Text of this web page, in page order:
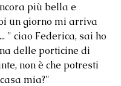
più bella e
un giorno mi arriva
" ciao Federica, sai ho
delle porticine di
non è che potresti
mia?"